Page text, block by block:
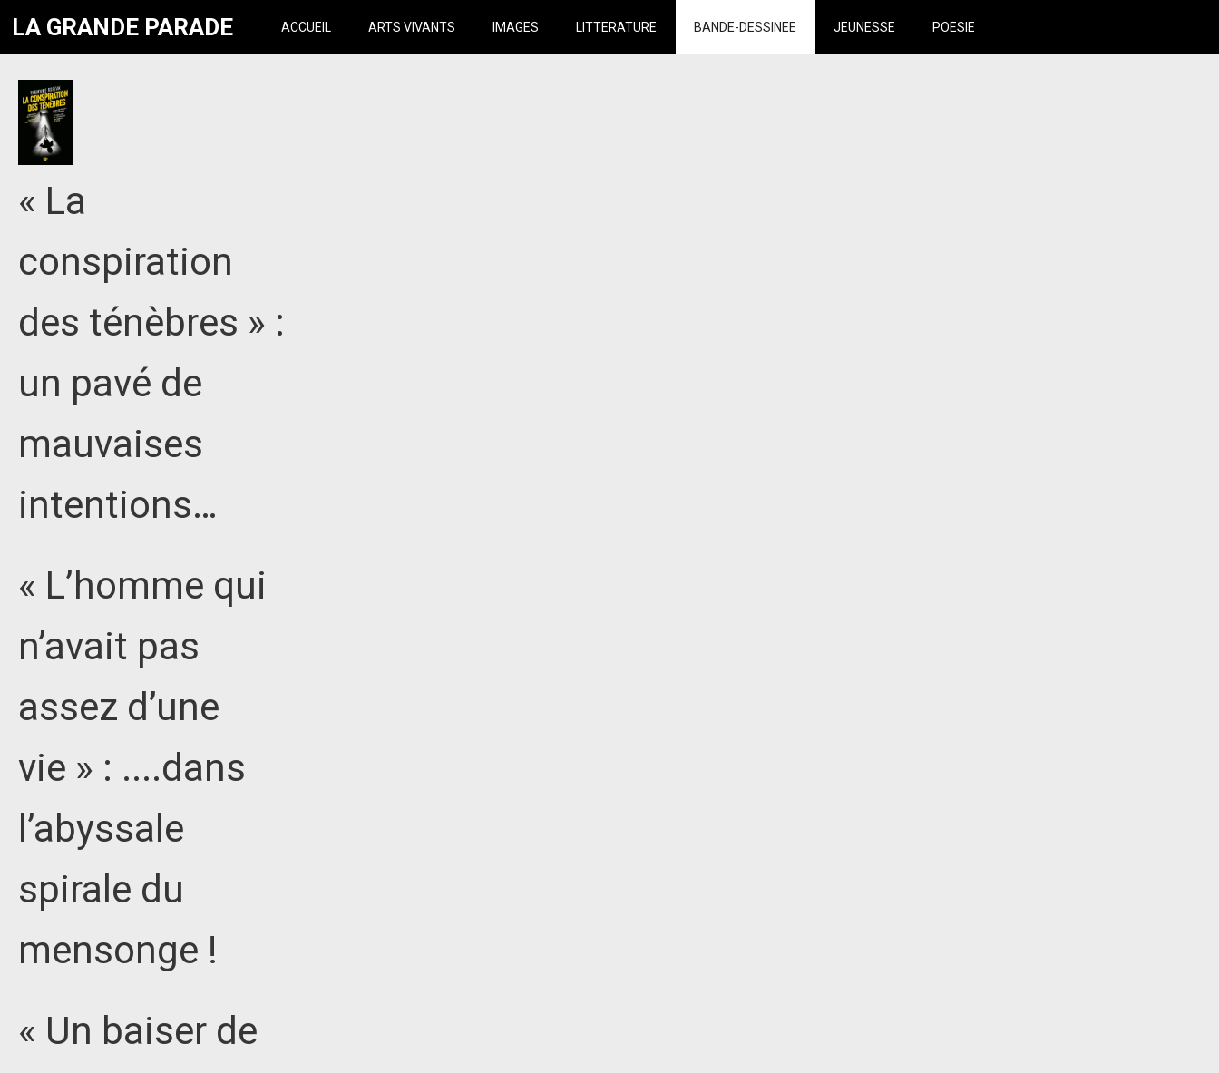
LA GRANDE PARADE ACCUEIL ARTS VIVANTS IMAGES LITTERATURE BANDE-DESSINEE JEUNESSE POESIE
« La
conspiration
des ténèbres » :
un pavé de
mauvaises
intentions…
« L’homme qui
n’avait pas
assez d’une
vie » : ....dans
l’abyssale
spirale du
mensonge !
« Un baiser de